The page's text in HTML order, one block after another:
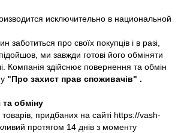
исключительно в национальной
заботиться про своїх покупців і в разі,
ми завжди готові його обміняти
Компанія здійснює повернення та обмін
"Про захист прав споживачів" .
обміну
придбаних на сайті https://vash-
протягом 14 днів з моменту